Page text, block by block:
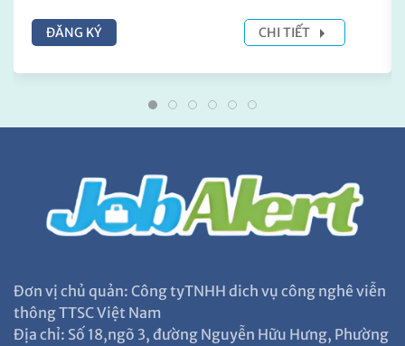
ĐĂNG KÝ CHI TIẾT
Đơn vị chủ quản: Công tyTNHH dich vụ công nghê viễn
thông TTSC Việt Nam
Địa chỉ: Số 18,ngõ 3, đường Nguyễn Hữu Hưng, Phường